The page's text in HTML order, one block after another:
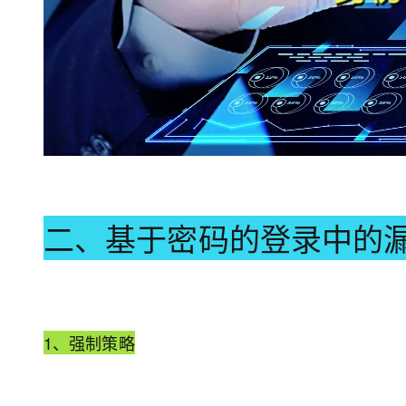
二、基于密码的登录中的
1、强制策略